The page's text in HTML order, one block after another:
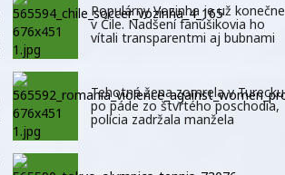
Populárny Vozinha je už konečne
v Čile. Nadšení fanúšikovia ho
vítali transparentmi aj bubnami
Tehotná žena zomrela v Turecku
po páde zo štvrtého poschodia,
polícia zadržala manžela